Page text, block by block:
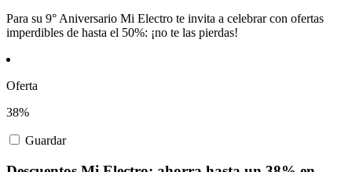
Para su 9° Aniversario Mi Electro te invita a celebrar con ofertas
imperdibles de hasta el 50%: ¡no te las pierdas!
Oferta
38%
Guardar